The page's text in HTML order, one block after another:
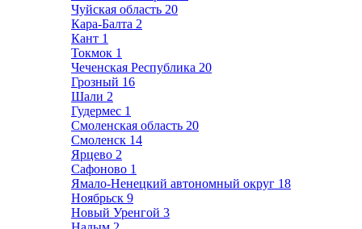
Чуйская область 20
Кара-Балта 2
Кант 1
Токмок 1
Чеченская Республика 20
Грозный 16
Шали 2
Гудермес 1
Смоленская область 20
Смоленск 14
Ярцево 2
Сафоново 1
Ямало-Ненецкий автономный округ 18
Ноябрьск 9
Новый Уренгой 3